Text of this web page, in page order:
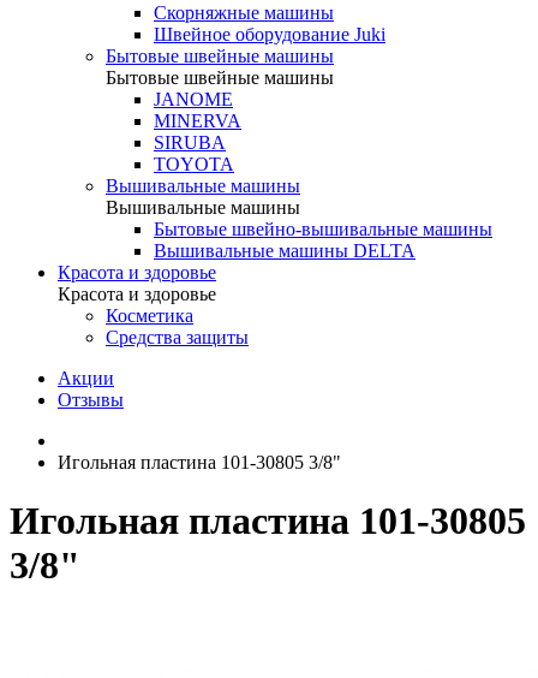
Скорняжные машины
Швейное оборудование Juki
Бытовые швейные машины
Бытовые швейные машины
JANOME
MINERVA
SIRUBA
TOYOTA
Вышивальные машины
Вышивальные машины
Бытовые швейно-вышивальные машины
Вышивальные машины DELTA
Красота и здоровье
Красота и здоровье
Косметика
Средства защиты
Акции
Отзывы
Игольная пластина 101-30805 3/8"
Игольная пластина 101-30805
3/8"